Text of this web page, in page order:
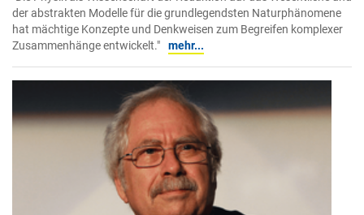
der abstrakten Modelle für die grundlegendsten Naturphänomene
hat mächtige Konzepte und Denkweisen zum Begreifen komplexer
Zusammenhänge entwickelt." mehr...